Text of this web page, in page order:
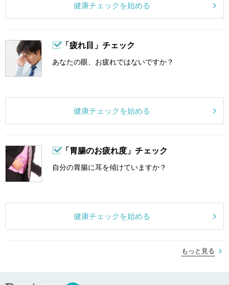
健康チェックを始める
「疲れ目」チェック
あなたの眼、お疲れではないですか？
健康チェックを始める
「胃腸のお疲れ度」チェック
自分の胃腸に耳を傾けていますか？
健康チェックを始める
もっと見る